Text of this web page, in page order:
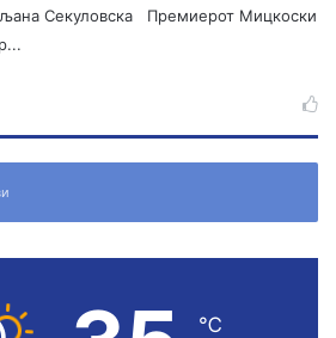
Секуловска Премиерот Мицкоски
℃